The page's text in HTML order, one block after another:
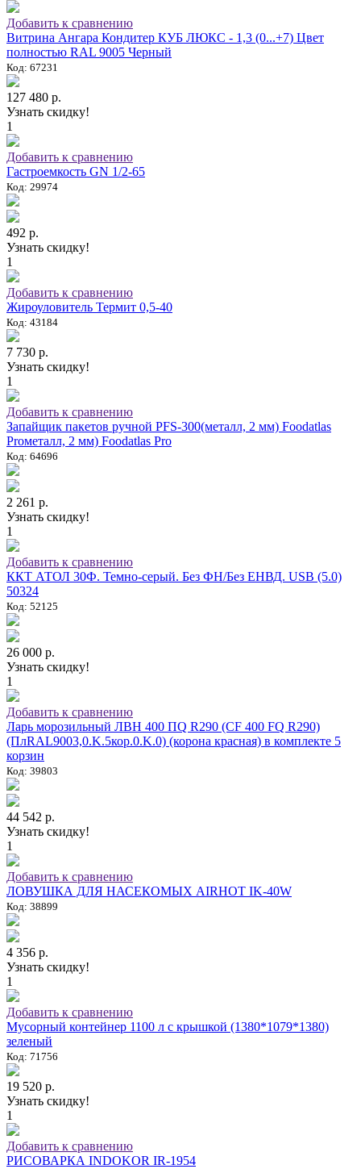
Добавить к сравнению
Витрина Ангара Кондитер КУБ ЛЮКС - 1,3 (0...+7) Цвет
полностью RAL 9005 Черный
Код: 67231
127 480 р.
Узнать скидку!
1
Добавить к сравнению
Гастроемкость GN 1/2-65
Код: 29974
492 р.
Узнать скидку!
1
Добавить к сравнению
Жироуловитель Термит 0,5-40
Код: 43184
7 730 р.
Узнать скидку!
1
Добавить к сравнению
Запайщик пакетов ручной PFS-300(металл, 2 мм) Foodatlas
Proметалл, 2 мм) Foodatlas Pro
Код: 64696
2 261 р.
Узнать скидку!
1
Добавить к сравнению
ККТ АТОЛ 30Ф. Темно-серый. Без ФН/Без ЕНВД. USB (5.0)
50324
Код: 52125
26 000 р.
Узнать скидку!
1
Добавить к сравнению
Ларь морозильный ЛВН 400 ПQ R290 (СF 400 FQ R290)
(ПлRAL9003,0.K.5кор.0.K.0) (корона красная) в комплекте 5
корзин
Код: 39803
44 542 р.
Узнать скидку!
1
Добавить к сравнению
ЛОВУШКА ДЛЯ НАСЕКОМЫХ AIRHOT IK-40W
Код: 38899
4 356 р.
Узнать скидку!
1
Добавить к сравнению
Мусорный контейнер 1100 л с крышкой (1380*1079*1380)
зеленый
Код: 71756
19 520 р.
Узнать скидку!
1
Добавить к сравнению
РИСОВАРКА INDOKOR IR-1954